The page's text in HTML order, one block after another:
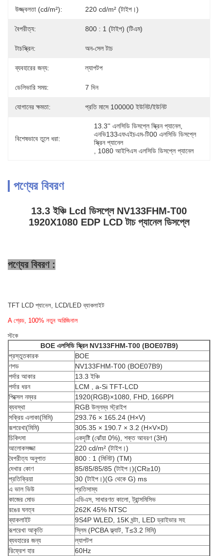
উজ্জ্বলতা (cd/m²): 220 cd/m² (টাইপ।)
বৈপরীত্য: 800 : 1 (টাইপ) (টিএম)
টাচস্ক্রিন: অন-সেল টাচ
ব্যবহারের জন্য: ল্যাপটপ
ডেলিভারি সময়: 7 দিন
যোগানের ক্ষমতা: প্রতি মাসে 100000 ইউনিট/ইউনিট
বিশেষভাবে তুলে ধরা:
13.3'' এলসিডি ডিসপ্লে স্ক্রিন প্যানেল
এনভি133এফএইচএম-টি00 এলসিডি ডিসপ্লে
স্ক্রিন প্যানেল
1080 আইপিএস এলসিডি ডিসপ্লে প্যানেল
পণ্যের বিবরণ
13.3 ইঞ্চি Lcd ডিসপ্লে NV133FHM-T00
1920X1080 EDP LCD টাচ প্যানেল ডিসপ্লে
পণ্যের বিবরণ :
TFT LCD প্যানেল, LCD/LED ব্যাকলাইট
A গ্রেড, 100% নতুন অরিজিনাল
স্টকে
BOE এলসিডি স্ক্রিনNV133FHM-T00 (BOE07B9)
প্রস্তুতকারক
BOE
ণশড
NV133FHM-T00 (BOE07B9)
পর্দার আকার
13.3 ইঞ্চি
পর্দার ধরন
LCM , a-Si TFT-LCD
পিক্সেল নম্বর
1920(RGB)×1080, FHD, 166PPI
ব্যবস্থা
RGB উল্লম্ব স্ট্রাইপ
সক্রিয় এলাকা(মিমি)
293.76 × 165.24 (H×V)
রূপরেখা(মিমি)
305.35 × 190.7 × 3.2 (H×V×D)
চিকিৎসা
একদৃষ্টি (ঝোঁয়া 0%), শক্ত আবরণ (3H)
আলোকসজ্জা
220 cd/m² (টাইপ।)
বৈপরীত্য অনুপাত
800 : 1 (মিনিট) (TM)
দেখার কোণ
85/85/85/85 (টাইপ।)(CR≥10)
প্রতিক্রিয়া
30 (টাইপ।)(G ​​থেকে G) ms
এ ভাল ভিউ
প্রতিসাম্য
কাজের মোড
এডিএস, সাধারণত কালো, ট্রান্সমিসিভ
রঙের ঘনত্ব
262K 45% NTSC
ব্যাকলাইট
9S4P WLED, 15K ঘন্টা, LED ড্রাইভার সহ
রূপরেখা আকৃতি
স্লিম (PCBA ফ্ল্যাট, T≤3.2 মিমি)
ব্যবহারের জন্য
ল্যাপটপ
রিফ্রেশ হার
60Hz